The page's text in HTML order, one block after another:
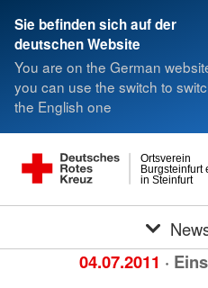
Sie befinden sich auf der
deutschen Website
You are on the German
you can use the switch to
the English one
in Steinfurt
Burgsteinfurt
Ortsverein
04.07.2011 ·